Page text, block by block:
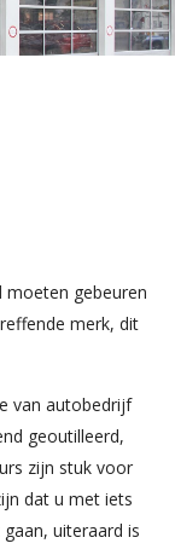
moeten gebeuren
merk, dit
van autobedrijf
geoutilleerd,
zijn stuk voor
dat u met iets
uiteraard is